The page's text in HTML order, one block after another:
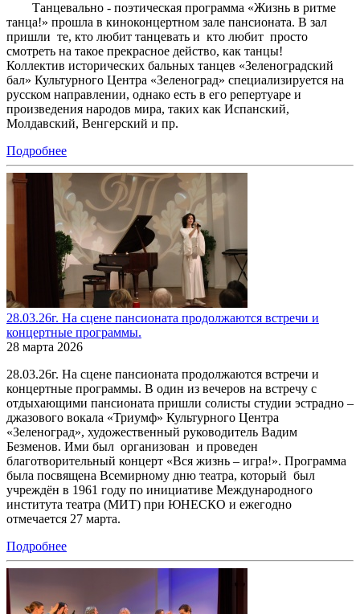
Танцевально - поэтическая программа «Жизнь в ритме
танца!» прошла в киноконцертном зале пансионата. В зал
пришли те, кто любит танцевать и кто любит просто
смотреть на такое прекрасное действо, как танцы!
Коллектив исторических бальных танцев «Зеленоградский
бал» Культурного Центра «Зеленоград» специализируется на
русском направлении, однако есть в его репертуаре и
произведения народов мира, таких как Испанский,
Молдавский, Венгерский и пр.
Подробнее
28.03.26г. На сцене пансионата продолжаются встречи и
концертные программы.
28 марта 2026
28.03.26г. На сцене пансионата продолжаются встречи и
концертные программы. В один из вечеров на встречу с
отдыхающими пансионата пришли солисты студии эстрадно –
джазового вокала «Триумф» Культурного Центра
«Зеленоград», художественный руководитель Вадим
Безменов. Ими был организован и проведен
благотворительный концерт «Вся жизнь – игра!». Программа
была посвящена Всемирному дню театра, который был
учреждён в 1961 году по инициативе Международного
института театра (МИТ) при ЮНЕСКО и ежегодно
отмечается 27 марта.
Подробнее